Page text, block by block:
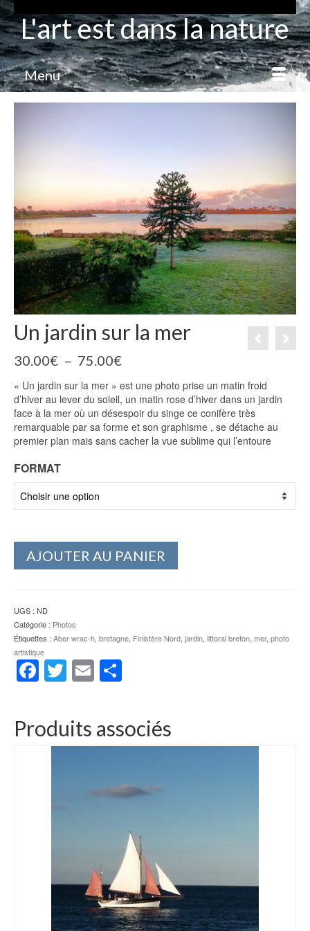
L'art est dans la nature
Menu
Un jardin sur la mer
30.00€ – 75.00€Plage
prix :
30.00€
à
75.00€
« Un jardin sur la mer » est une photo prise un matin froid
d’hiver au lever du soleil, un matin rose d’hiver dans un jardin
face à la mer où un désespoir du singe ce conifère très
remarquable par sa forme et son graphisme , se détache au
premier plan mais sans cacher la vue sublime qui l’entoure
FORMAT
AJOUTER AU PANIER
UGS : ND
Catégorie : Photos
Étiquettes : Aber wrac-h, bretagne, Finistère Nord, jardin, littoral breton, mer, photo
artistique
Facebook
Twitter
Email
Produits associés